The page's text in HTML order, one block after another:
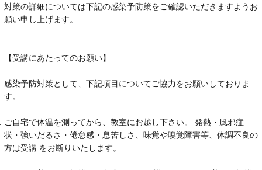
対策の詳細については下記の感染予防策をご確認いただきますようお
願い申し上げます。
【受講にあたってのお願い】
感染予防対策として、下記項目についてご協力をお願いしておりま
す。
ご自宅で体温を測ってから、教室にお越し下さい。 発熱・風邪症
状・強いだるさ・倦怠感・息苦しさ、味覚や嗅覚障害等、体調不良の
方は受講 をお断りいたします。